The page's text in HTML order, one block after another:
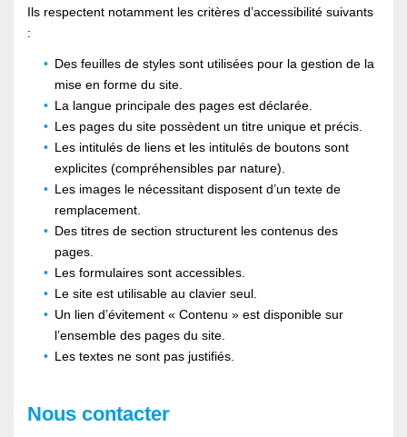
Ils respectent notamment les critères d’accessibilité suivants
:
Des feuilles de styles sont utilisées pour la gestion de la
mise en forme du site.
La langue principale des pages est déclarée.
Les pages du site possèdent un titre unique et précis.
Les intitulés de liens et les intitulés de boutons sont
explicites (compréhensibles par nature).
Les images le nécessitant disposent d’un texte de
remplacement.
Des titres de section structurent les contenus des
pages.
Les formulaires sont accessibles.
Le site est utilisable au clavier seul.
Un lien d’évitement « Contenu » est disponible sur
l’ensemble des pages du site.
Les textes ne sont pas justifiés.
Nous contacter